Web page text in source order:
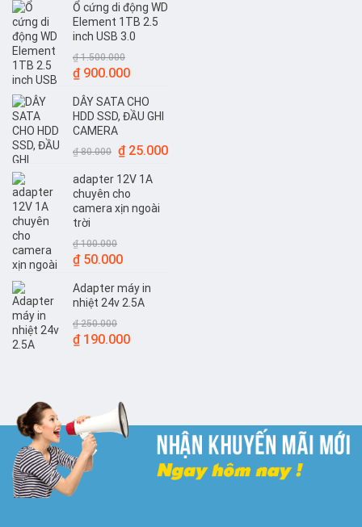
Ổ cứng di động WD
Element 1TB 2.5
inch USB 3.0
₫1.500.000
Giá
là:
₫ 1.500.000.
₫900.000Giá
tại
là:
DÂY SATA CHO
HDD SSD, ĐẦU GHI
CAMERA
₫80.000 Giá
là:
₫ 80.000.
₫25.000Giá
adapter 12V 1A
chuyên cho
camera xịn ngoài
trời
₫100.000
Giá
là:
₫ 100.000.
₫50.000Giá
tại
là:
Adapter máy in
nhiệt 24v 2.5A
₫250.000
Giá
₫190.000Giá